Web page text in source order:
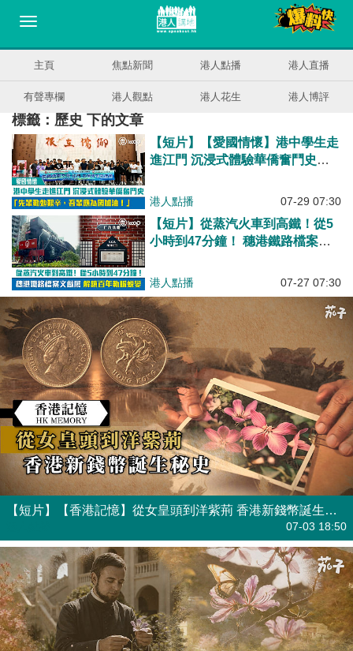
主頁 焦點新聞 港人點播 港人直播
有聲專欄 港人觀點 港人花生 港人博評
標籤：歷史 下的文章
【短片】【愛國情懷】港中學生走
進江門 沉浸式體驗華僑奮鬥史
油！」
港人點播 07-29 07:30
【短片】從蒸汽火車到高鐵！從5
小時到47分鐘！ 穗港鐵路檔案文
港人點播 07-27 07:30
【短片】【香港記憶】從女皇頭到洋紫荊 香港新錢幣誕生秘史
07-03 18:50